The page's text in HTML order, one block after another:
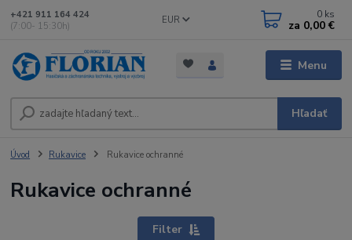
Menu
EUR
Hľadať
+421 911 164 424
(7:00- 15:30h)
0 ks
za 0,00 €
Úvod Rukavice Rukavice ochranné
Rukavice ochranné
Filter